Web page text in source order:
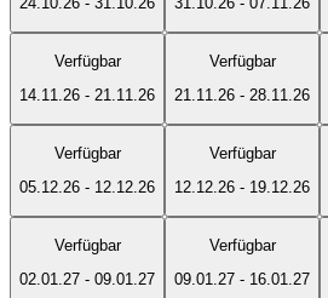
Verfügbar
14.11.26 - 21.11.26
Verfügbar
21.11.26 - 28.11.26
Verfügbar
05.12.26 - 12.12.26
Verfügbar
12.12.26 - 19.12.26
Verfügbar
02.01.27 - 09.01.27
Verfügbar
09.01.27 - 16.01.27